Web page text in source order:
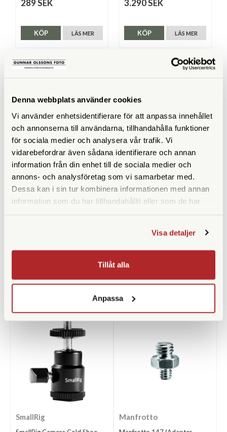
Denna webbplats använder cookies
Vi använder enhetsidentifierare för att anpassa innehållet
och annonserna till användarna, tillhandahålla funktioner
för sociala medier och analysera vår trafik. Vi
vidarebefordrar även sådana identifierare och annan
information från din enhet till de sociala medier och
annons- och analysföretag som vi samarbetar med.
Dessa kan i sin tur kombinera informationen med annan
information som du har tillhandahållit eller som de har
Visa detaljer
Tillåt alla
Anpassa
289 SEK
LÄS MER
KÖP
3.290 SEK
LÄS MER
KÖP
ANDRA KÖPTE ÄVEN
99 SEK
LÄS MER
Manfrotto Adapter Ljus 036-
Finns i lager
99 SEK
SmallRig Manfrotto